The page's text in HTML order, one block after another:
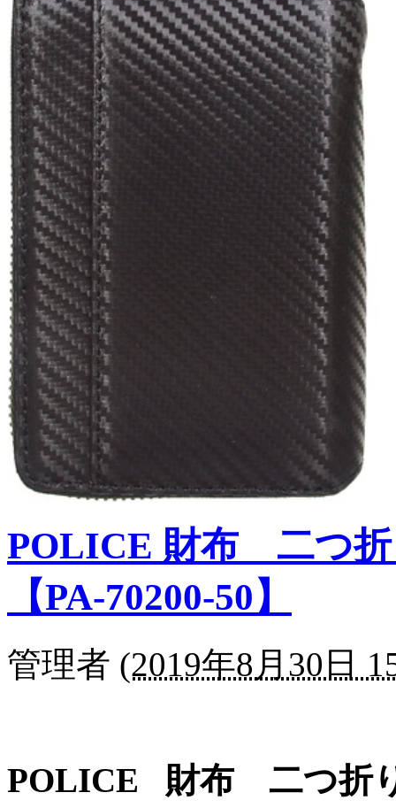
POLICE 財布 二つ折
【PA-70200-50】
管理者 (2019年8月30日
POLICE 財布 二つ折